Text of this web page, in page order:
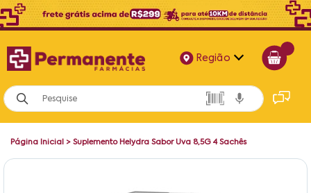
Região
Alagoas
Bahia
Página Inicial > Suplemento Helydra Sabor Uva 8,5G 4 Sachês